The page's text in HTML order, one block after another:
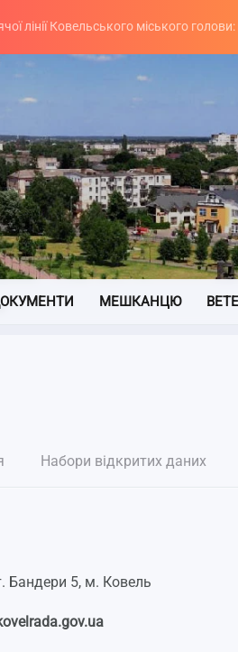
лінії Ковельського міського голови:
МЕШКАНЦЮ
Набори відкритих даних
Бандери 5, м. Ковель